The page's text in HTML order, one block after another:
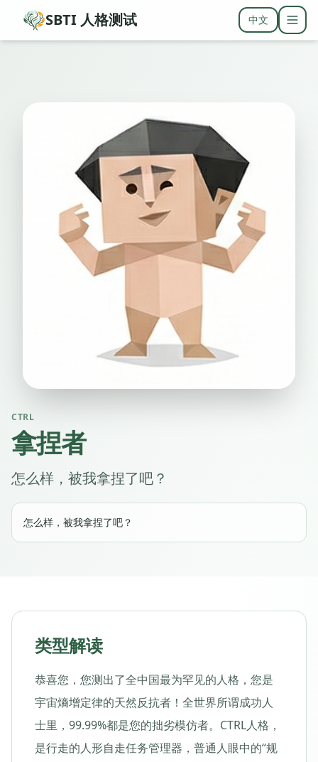
SBTI 人格测试 中文
CTRL
拿捏者
怎么样，被我拿捏了吧？
怎么样，被我拿捏了吧？
类型解读
恭喜您，您测出了全中国最为罕见的人格，您是
宇宙熵增定律的天然反抗者！全世界所谓成功人
士里，99.99%都是您的拙劣模仿者。CTRL人格，
是行走的人形自走任务管理器，普通人眼中的“规